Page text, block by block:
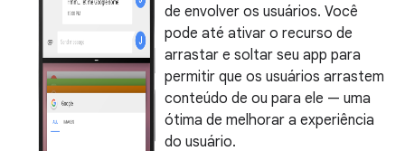
de envolver os usuários. Você
pode até ativar o recurso de
arrastar e soltar seu app para
permitir que os usuários arrastem
conteúdo de ou para ele — uma
ótima de melhorar a experiência
do usuário.